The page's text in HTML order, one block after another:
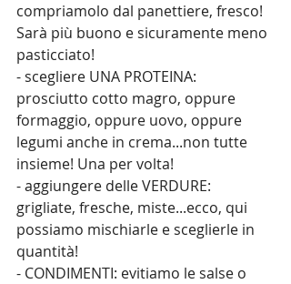
compriamolo dal panettiere, fresco!
Sarà più buono e sicuramente meno
pasticciato!
- scegliere UNA PROTEINA:
prosciutto cotto magro, oppure
formaggio, oppure uovo, oppure
legumi anche in crema...non tutte
insieme! Una per volta!
- aggiungere delle VERDURE:
grigliate, fresche, miste...ecco, qui
possiamo mischiarle e sceglierle in
quantità!
- CONDIMENTI: evitiamo le salse o